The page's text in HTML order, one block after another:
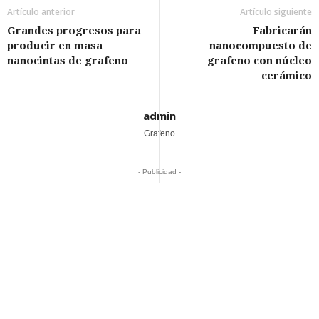
Artículo anterior
Grandes progresos para
producir en masa
nanocintas de grafeno
Artículo siguiente
Fabricarán
nanocompuesto de
grafeno con núcleo
cerámico
admin
Grafeno
- Publicidad -